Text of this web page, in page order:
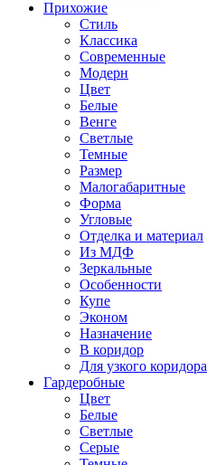
Прихожие
Стиль
Классика
Современные
Модерн
Цвет
Белые
Венге
Светлые
Темные
Размер
Малогабаритные
Форма
Угловые
Отделка и материал
Из МДФ
Зеркальные
Особенности
Купе
Эконом
Назначение
В коридор
Для узкого коридора
Гардеробные
Цвет
Белые
Светлые
Серые